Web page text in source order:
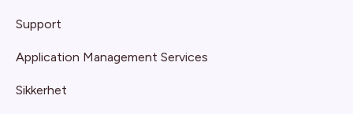
Support
Application Management Services
Sikkerhet